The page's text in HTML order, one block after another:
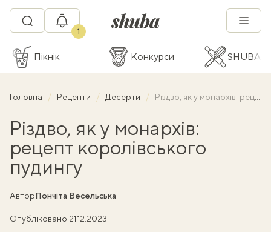
1
Пікнік Конкурси SHUBA
Головна Рецепти Десерти Різдво, як у монархів: рецепт королівського пудингу
Різдво, як у монархів:
рецепт королівського
пудингу
АвторПончіта Весельська
Опубліковано:21.12.2023